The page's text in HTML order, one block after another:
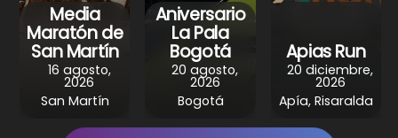
t
Media
Maratón de
San Martín
16 agosto,
2026
San Martín
Aniversario
La Pala
Bogotá
20 agosto,
2026
Bogotá
Apias Run
20 diciembre,
2026
Apía, Risaralda